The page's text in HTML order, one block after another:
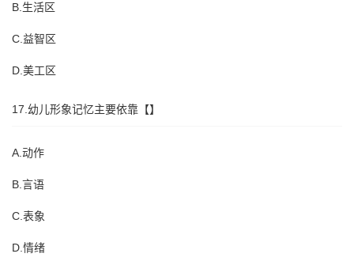
B.生活区
C.益智区
D.美工区
17.幼儿形象记忆主要依靠【】
A.动作
B.言语
C.表象
D.情绪